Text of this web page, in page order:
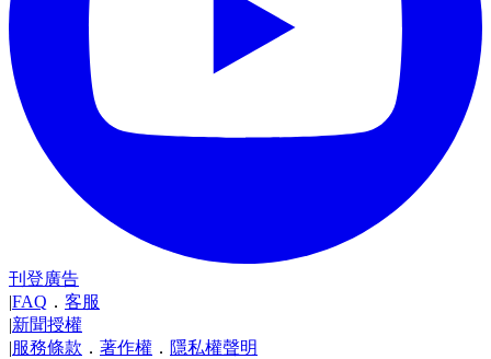
刊登廣告
|FAQ ． 客服
|新聞授權
|服務條款 ． 著作權 ． 隱私權聲明